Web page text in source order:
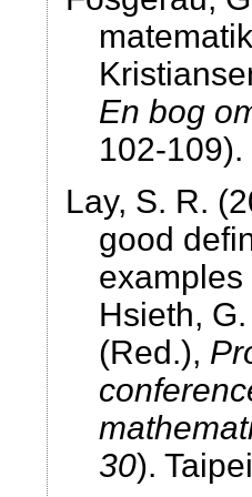
En bog
102-
Lay, S. R.
good
examples
Hsieth,
(Red.),
30).